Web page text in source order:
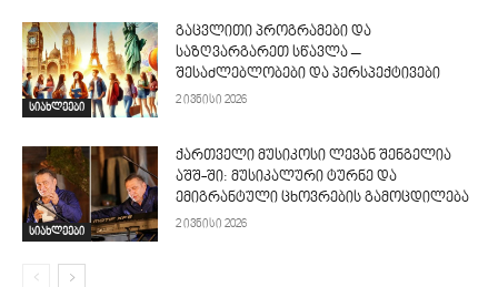
სიახლეები
გაცვლითი პროგრამები და
საზღვარგარეთ სწავლა –
შესაძლებლობები და პერსპექტივები
2 ივნისი 2026
სიახლეები
ქართველი მუსიკოსი ლევან შენგელია
აშშ-ში: მუსიკალური ტურნე და
ემიგრანტული ცხოვრების გამოცდილება
2 ივნისი 2026